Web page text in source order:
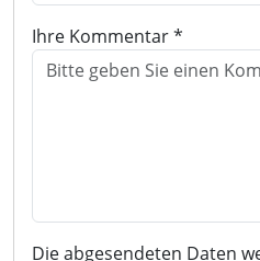
Ihre Kommentar *
Die abgesendeten Daten